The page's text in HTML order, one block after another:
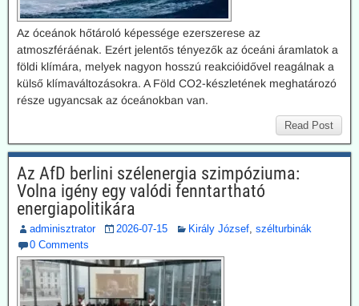
Az óceánok hőtároló képessége ezerszerese az
atmoszféráénak. Ezért jelentős tényezők az óceáni áramlatok a
földi klímára, melyek nagyon hosszú reakcióidővel reagálnak a
külső klímaváltozásokra. A Föld CO2-készletének meghatározó
része ugyancsak az óceánokban van.
Read Post
Az AfD berlini szélenergia szimpóziuma:
Volna igény egy valódi fenntartható
energiapolitikára
adminisztrator 2026-07-15 Király József, szélturbinák
0 Comments